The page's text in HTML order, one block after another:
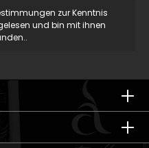
zur Kenntnis
und bin mit ihnen